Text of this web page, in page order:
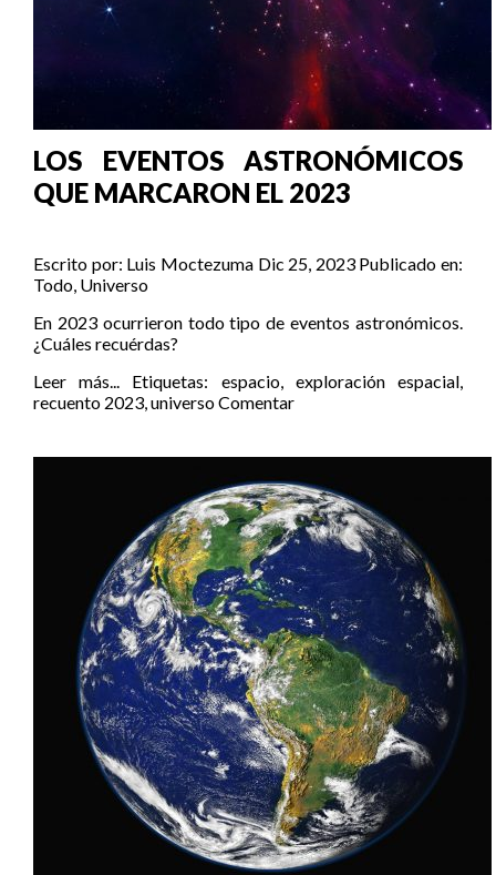
LOS EVENTOS ASTRONÓMICOS
QUE MARCARON EL 2023
Escrito por: Luis Moctezuma Dic 25, 2023 Publicado en:
Todo, Universo
En 2023 ocurrieron todo tipo de eventos astronómicos.
¿Cuáles recuérdas?
Leer más...
Etiquetas: espacio, exploración espacial,
recuento 2023,universoComentar